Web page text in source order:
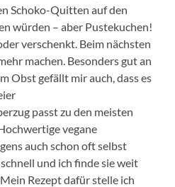
Schoko-Quitten auf den
würden – aber Pustekuchen!
verschenkt. Beim nächsten
machen. Besonders gut an
Obst gefällt mir auch, dass es
passt zu den meisten
vegane
auch schon oft selbst
und ich finde sie weit
Rezept dafür stelle ich